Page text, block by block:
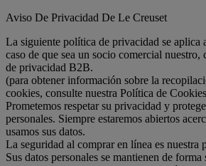
Aviso De Privacidad De Le Creuset
La siguiente política de privacidad se aplica
caso de que sea un socio comercial nuestro,
de privacidad B2B.
(para obtener información sobre la
cookies, consulte nuestra Política de Cookies
Prometemos respetar su privacidad y
personales. Siempre estaremos abiertos
usamos sus datos.
La seguridad al comprar en línea es nuestra
Sus datos personales se mantienen de forma